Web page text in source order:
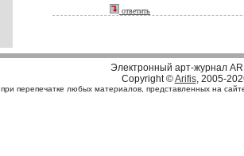
ответить
Электронный арт-журнал
Copyright ©Arifis, 2005-
при перепечатке любых материалов, представленных на